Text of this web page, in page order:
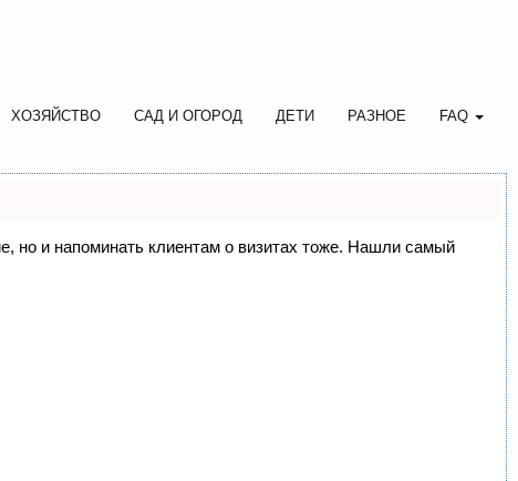
ХОЗЯЙСТВО САД И ОГОРОД ДЕТИ РАЗНОЕ FAQ
но и напоминать клиентам о визитах тоже. Нашли самый